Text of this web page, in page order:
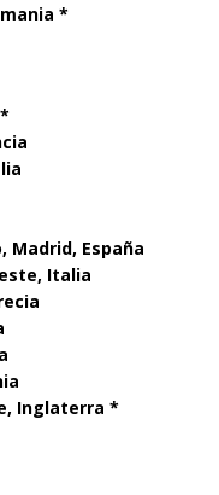
*
Madrid, España
Italia
Inglaterra *